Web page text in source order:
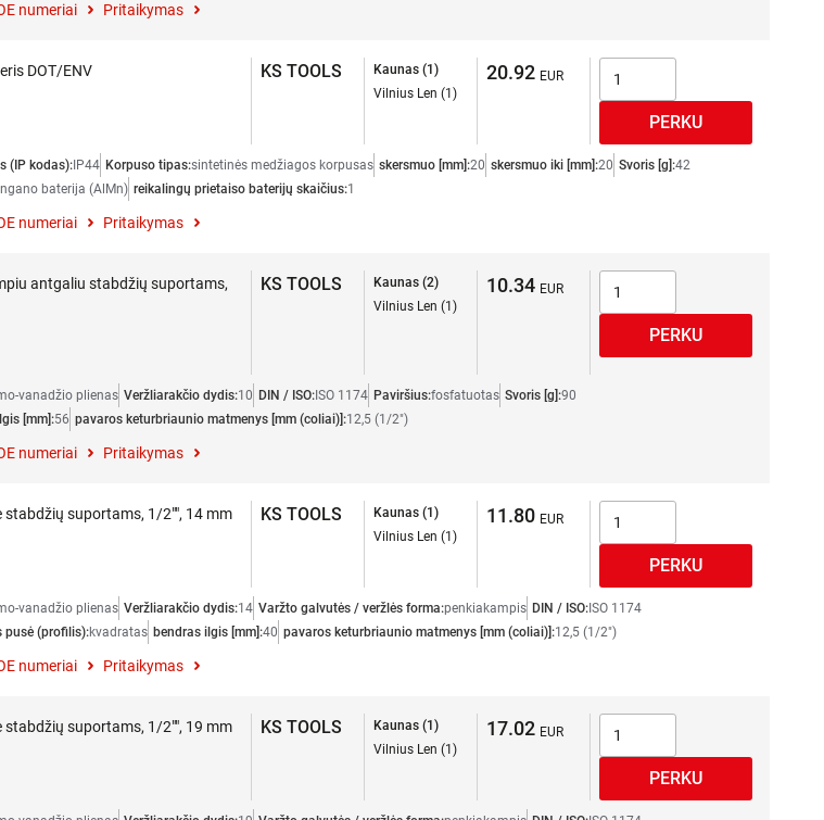
numeriai Pritaikymas
DOT/ENV KS TOOLS
Kaunas (1)
Vilnius Len (1)
20.92
(IP kodas): IP44 Korpuso tipas:sintetinės medžiagos korpusas skersmuo [mm]:20 skersmuo iki [mm]:20 Svoris [g]:42
baterija (AlMn) reikalingų prietaiso baterijų skaičius:1
numeriai Pritaikymas
antgaliu stabdžių suportams,
KS TOOLS
Kaunas (2)
Vilnius Len (1)
10.34
vanadžio plienas Veržliarakčio dydis:10 DIN / ISO: ISO 1174 Paviršius:fosfatuotas Svoris [g]:90
[mm]:56 pavaros keturbriaunio matmenys [mm (coliai)]:12,5 (1/2")
numeriai Pritaikymas
stabdžių suportams, 1/2"", 14 mm KS TOOLS
Kaunas (1)
Vilnius Len (1)
11.80
vanadžio plienas Veržliarakčio dydis:14 Varžto galvutės / veržlės forma:penkiakampis DIN / ISO: ISO 1174
pusė (profilis):kvadratas bendras ilgis [mm]:40 pavaros keturbriaunio matmenys [mm (coliai)]:12,5 (1/2")
numeriai Pritaikymas
stabdžių suportams, 1/2"", 19 mm KS TOOLS
Kaunas (1)
Vilnius Len (1)
17.02